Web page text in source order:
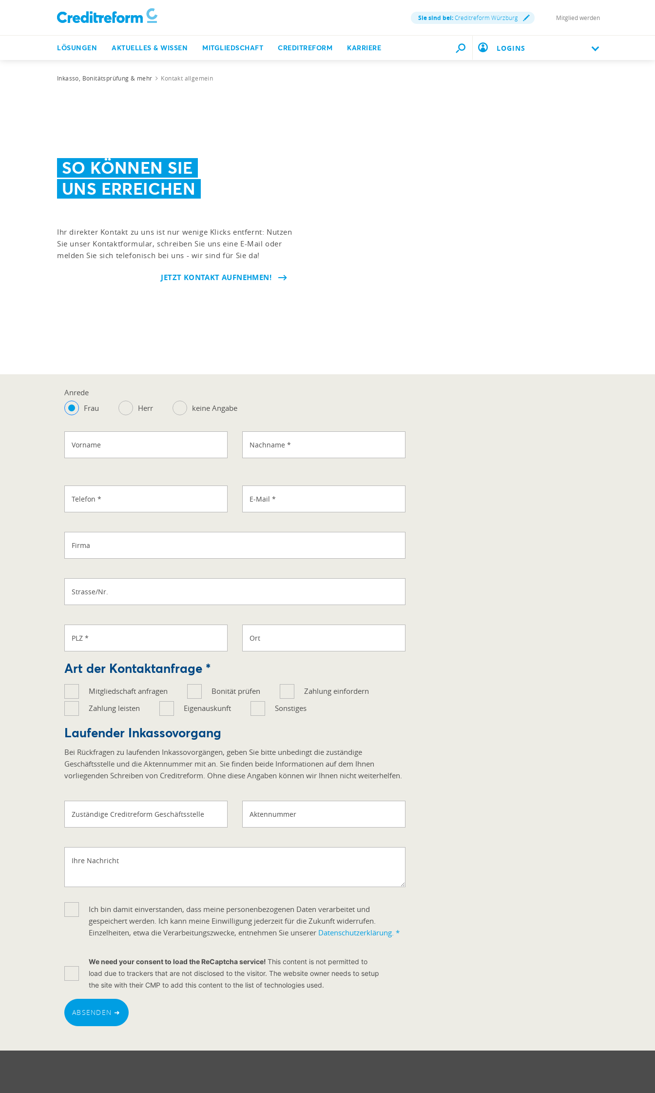
Sie sind bei:Creditreform Würzburg Mitglied werden
LÖSUNGEN AKTUELLES & WISSEN MITGLIEDSCHAFT CREDITREFORM KARRIERE LOGINS
Inkasso, Bonitätsprüfung & mehr Kontakt allgemein
SO KÖNNEN SIE
UNS ERREICHEN
Ihr direkter Kontakt zu uns ist nur wenige Klicks entfernt: Nutzen
Sie unser Kontaktformular, schreiben Sie uns eine E-Mail oder
melden Sie sich telefonisch bei uns - wir sind für Sie da!
JETZT KONTAKT AUFNEHMEN!
Anrede
Frau
Herr keine Angabe
Vorname Nachname *
Telefon * E-Mail *
Firma
Strasse/Nr.
PLZ * Ort
Art der Kontaktanfrage *
* Mitgliedschaft anfragen Bonität prüfen
Zahlung einfordern
Zahlung leisten
Eigenauskunft Sonstiges
Laufender Inkassovorgang
Bei Rückfragen zu laufenden Inkassovorgängen, geben Sie bitte unbedingt die zuständige
Geschäftsstelle und die Aktennummer mit an. Sie finden beide Informationen auf dem Ihnen
vorliegenden Schreiben von Creditreform. Ohne diese Angaben können wir Ihnen nicht weiterhelfen.
Zuständige Creditreform Geschäftsstelle Aktennummer
Ihre Nachricht
Ich bin damit einverstanden, dass meine personenbezogenen Daten verarbeitet und
gespeichert werden. Ich kann meine Einwilligung jederzeit für die Zukunft widerrufen.
Einzelheiten, etwa die Verarbeitungszwecke, entnehmen Sie unserer Datenschutzerklärung. *
We need your consent to load the ReCaptcha service! This content is not permitted to
load due to trackers that are not disclosed to the visitor. The website owner needs to setup
the site with their CMP to add this content to the list of technologies used.
ABSENDEN ➜